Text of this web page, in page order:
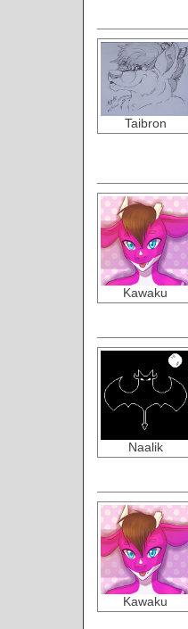
Taibron
Kawaku
Naalik
Kawaku